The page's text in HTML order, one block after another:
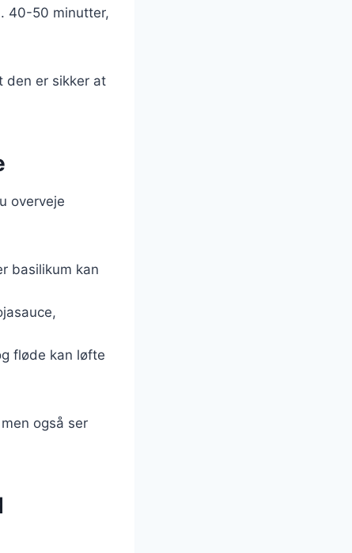
40-50 minutter,
den er sikker at
overveje
basilikum kan
fløde kan løfte
også ser